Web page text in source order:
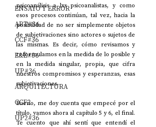
ENSAYO Y ERROR
ART#36
CCF#36
E&E#36
UP#36
ARQUITECTURA
CCF2
UP2#36
psicoanálisis a lxs psicoanalistas, y como
esos procesos continúan, tal vez, hacia la
posibilidad de no ser simplemente objetos
de subjetivaciones sino actores o sujetos de
las mismas. Es decir, cómo revisamos y
reformulamos en la medida de lo posible y
en la medida singular, propia, que cifra
nuestros compromisos y esperanzas, esas
subjetivaciones.
Bueno, me doy cuenta que empecé por el
título, vamos ahora al capítulo 5 y 6, el final.
Te cuento que ahí sentí que entendí el